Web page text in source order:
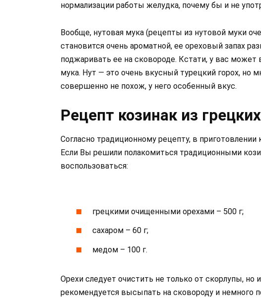
нормализации работы желудка, почему бы и не
Вообще, нутовая мука (рецепты из нутовой муки
становится очень ароматной, ее ореховый запах
поджаривать ее на сковороде. Кстати, у вас может
мука. Нут — это очень вкусный турецкий горох, но
совершенно не похож, у него особенный вкус.
Рецепт козинак из
Согласно традиционному рецепту, в
Если Вы решили полакомиться традиционными
воспользоваться:
грецкими очищенными орехами – 500 г;
сахаром – 60 г;
медом – 100 г.
Орехи следует очистить не только от скорлупы, но
рекомендуется высыпать на сковороду и немного